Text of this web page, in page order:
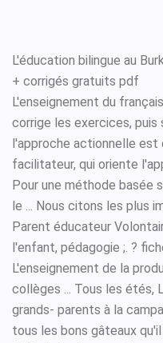
L'éducation bilingue au
+ corrigés gratuits pdf
L'enseignement du
corrige les exercices, puis
l'approche actionnelle est
facilitateur, qui oriente
Pour une méthode basée
le ... Nous citons les plus
Parent éducateur
l'enfant, pédagogie ;. ?
L'enseignement de la
collèges ... Tous les étés,
grands- parents à la
tous les bons gâteaux qu'il